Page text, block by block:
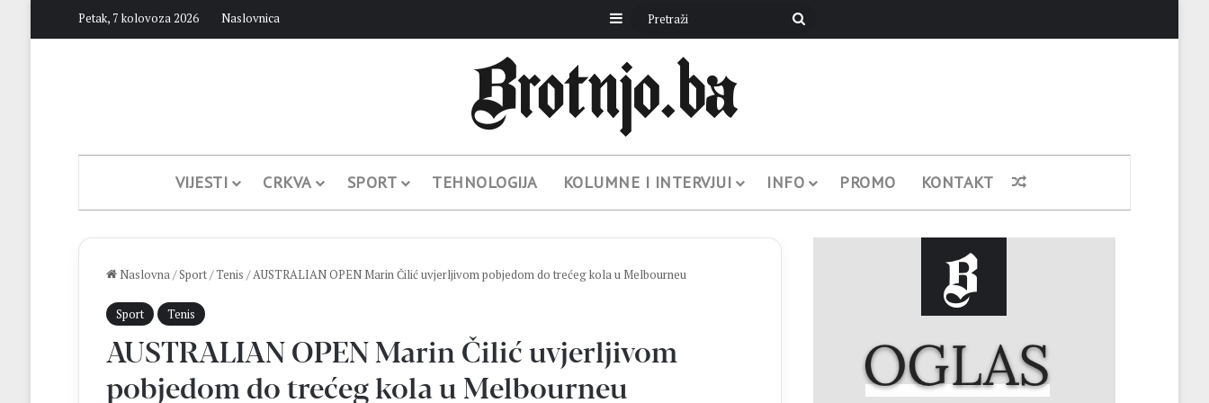
Petak, 7 kolovoza 2026 Naslovnica Sidebar Pretraži
VIJESTI CRKVA SPORT TEHNOLOGIJA KOLUMNE I INTERVJUI INFO PROMO KONTAKT Nasumični članak
Naslovna/Sport/Tenis /AUSTRALIAN OPEN Marin Čilić uvjerljivom pobjedom do trećeg kola u Melbourneu
Sport Tenis
AUSTRALIAN OPEN Marin Čilić uvjerljivom
pobjedom do trećeg kola u Melbourneu